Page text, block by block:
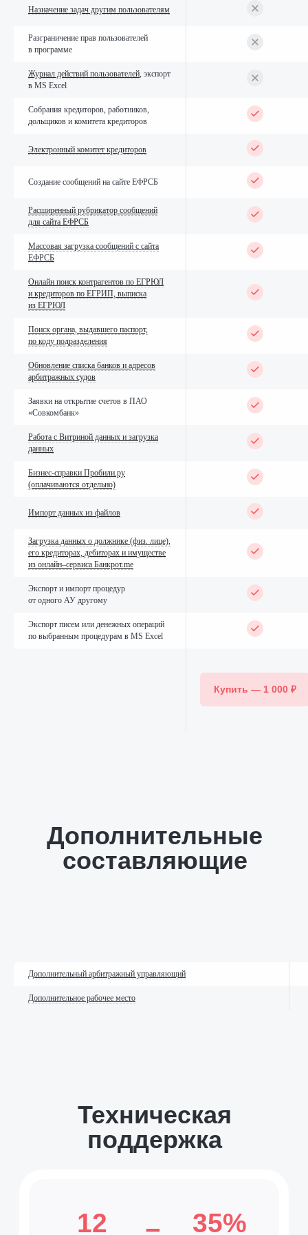
Назначение задач другим пользователям
Разграничение прав пользователей
в программе
Журнал действий пользователей, экспорт
в MS Excel
Собрания кредиторов, работников,
дольщиков и комитета кредиторов
Электронный комитет кредиторов
Создание сообщений на сайте ЕФРСБ
Расширенный рубрикатор сообщений
для сайта ЕФРСБ
Массовая загрузка сообщений с сайта
ЕФРСБ
Онлайн поиск контрагентов по ЕГРЮЛ
и кредиторов по ЕГРИП, выписка
из ЕГРЮЛ
Поиск органа, выдавшего паспорт,
по коду подразделения
Обновление списка банков и адресов
арбитражных судов
Заявки на открытие счетов в ПАО
«Совкомбанк»
Работа с Витриной данных и загрузка
данных
Бизнес-справки Пробили.ру
(оплачиваются отдельно)
Импорт данных из файлов
Загрузка данных о должнике (физ. лице),
его кредиторах, дебиторах и имуществе
из онлайн–сервиса Банкрот.me
Экспорт и импорт процедур
от одного АУ другому
Экспорт писем или денежных операций
по выбранным процедурам в MS Excel
Купить — 1 000 ₽
Дополнительный арбитражный управляющий
Дополнительное рабочее место
поддержка
вычисляется как процент
программы.
12 35%
техподдержки
стоимости
программы
Стоимость
Что вы получаете:
Консультации по техническим
и теоретическим вопросам
работы в программе ПАУ
Помощь в активации программы
ПАУ
Перенос и блокировка рабочих
мест по договору пользователя
и Управляющая компания)
Обновление вашей программы
до последней версии
Повторная активация рабочего
места после блокировки его
Обновление информации
и в мобильном приложении
заседания комитета кредиторов
в электронной форме
Автоматизированная регистрация
процедуры
при их повреждении
ЕГРИП, поиск контрагентов по
Интеграция ПАУ с сервисом
Банкрот.me(доступно
и Управляющая компания)
информационными системами
пакетом документов для
подачи в суд через сайт Мой
Арбитр(доступно для редакций